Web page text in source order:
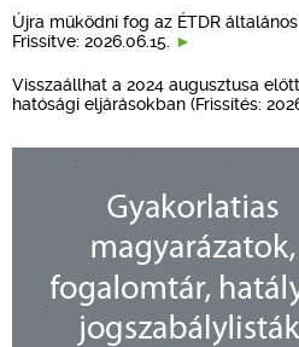
Újra működni fog az ÉTDR
Frissítve: 2026.06.15.
Visszaállhat a 2024 augusztusa
hatósági eljárásokban (Frissítés: